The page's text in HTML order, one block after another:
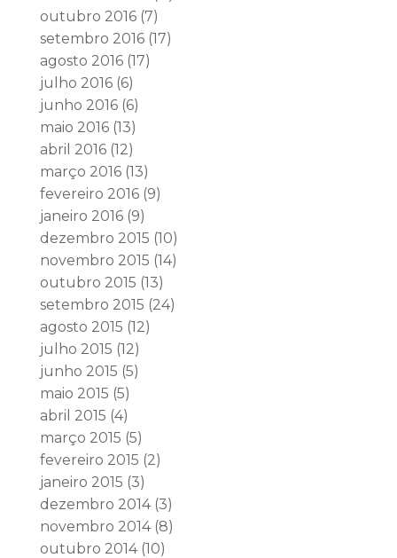
outubro 2016(7)
setembro 2016(17)
agosto 2016(17)
julho 2016(6)
junho 2016(6)
maio 2016(13)
abril 2016(12)
março 2016(13)
fevereiro 2016(9)
janeiro 2016(9)
dezembro 2015 (10)
novembro 2015 (14)
outubro 2015 (13)
setembro 2015 (24)
agosto 2015 (12)
julho 2015 (12)
junho 2015 (5)
maio 2015 (5)
abril 2015 (4)
março 2015 (5)
fevereiro 2015 (2)
janeiro 2015 (3)
dezembro 2014(3)
novembro 2014(8)
outubro 2014(10)